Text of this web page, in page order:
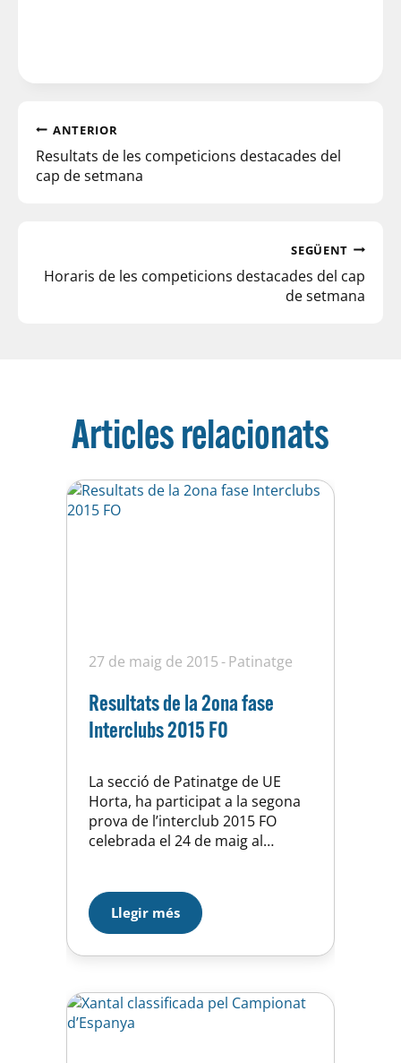
ANTERIOR
Resultats de les competicions destacades del
cap de setmana
SEGÜENT
Horaris de les competicions destacades del cap
de setmana
Articles relacionats
27 de maig de 2015 Patinatge
Resultats de la 2ona fase
Interclubs 2015 FO
La secció de Patinatge de UE
Horta, ha participat a la segona
prova de l’interclub 2015 FO
celebrada el 24 de maig al
aquesta prova de Celia
Rodriguez a CERTIFICAT i Ada
Rubio en Iniciació B <11. Pel que
fa a la classificació consolidada
Llegir més